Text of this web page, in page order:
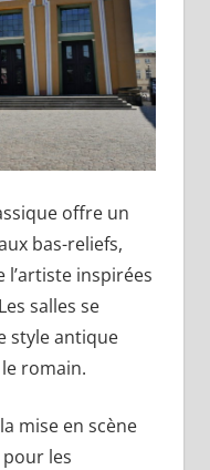
offre un
bas-reliefs,
inspirées
salles se
style antique
romain.
mise en scène
les